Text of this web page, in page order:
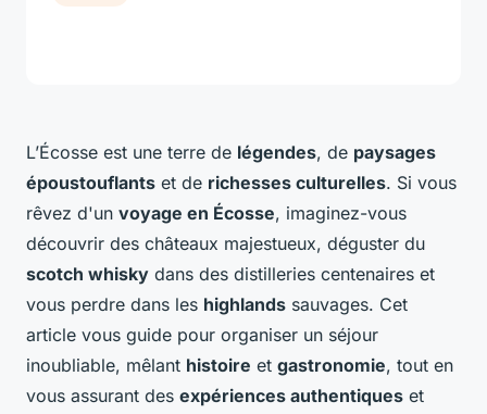
L’Écosse est une terre de légendes, de paysages
époustouflants et de richesses culturelles. Si vous
rêvez d'un voyage en Écosse, imaginez-vous
découvrir des châteaux majestueux, déguster du
scotch whisky dans des distilleries centenaires et
vous perdre dans les highlands sauvages. Cet
article vous guide pour organiser un séjour
inoubliable, mêlant histoire et gastronomie, tout en
vous assurant des expériences authentiques et